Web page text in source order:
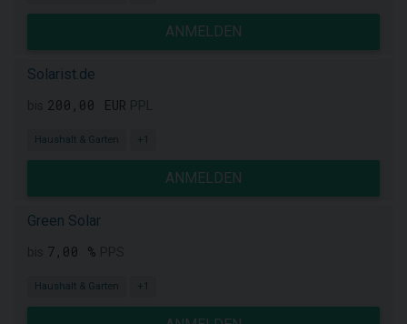
ANMELDEN
Solarist.de
200,00 EUR
Haushalt & Garten +1
ANMELDEN
Green Solar
7,00 %
Haushalt & Garten +1